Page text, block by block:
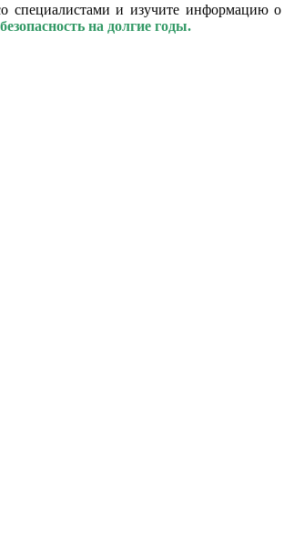
специалистами и изучите информацию
на долгие годы.